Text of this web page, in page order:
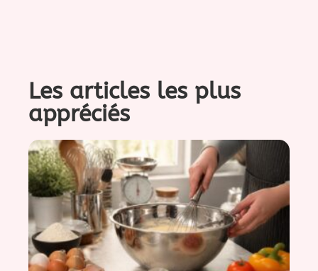
Les articles les plus
appréciés